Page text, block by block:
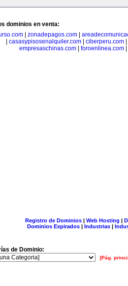
dominios en venta:
| zonadepagos.com|
casasypisosenalquiler.com ciberperu.com
empresaschinas.com| foroenlinea.com|
Registro de Dominios| Web Hosting |
Dominios Expirados | Industrias |
de Dominio:
[Pág.